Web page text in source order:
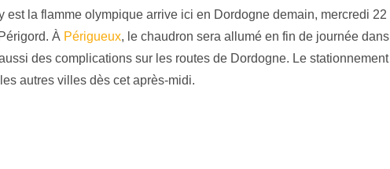
est la flamme olympique arrive ici en Dordogne demain, mercredi 22
À Périgueux, le chaudron sera allumé en fin de journée dans
des complications sur les routes de Dordogne. Le stationnement
autres villes dès cet après-midi.